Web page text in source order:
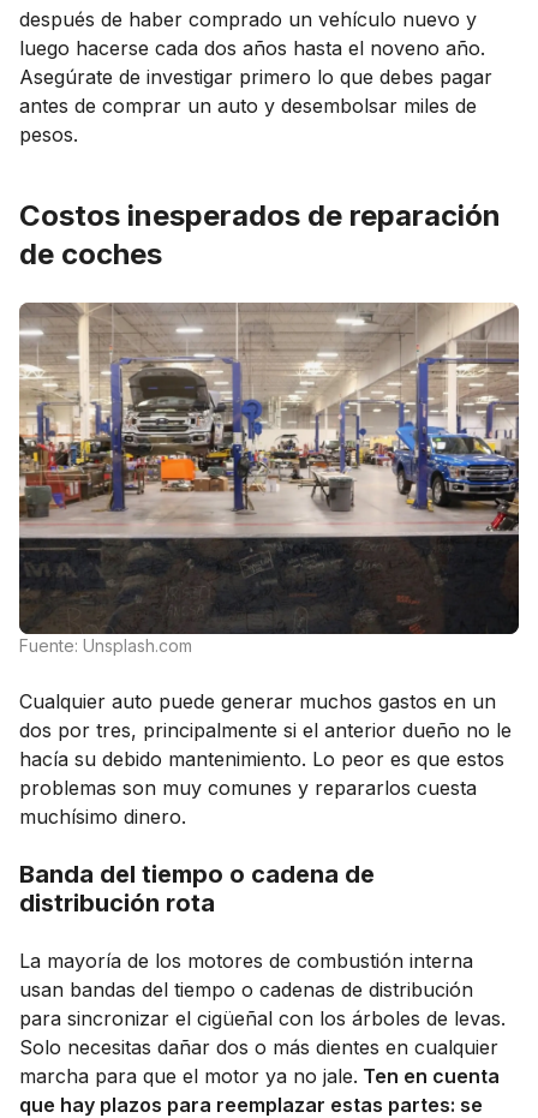
después de haber comprado un vehículo nuevo y
luego hacerse cada dos años hasta el noveno año.
Asegúrate de investigar primero lo que debes pagar
antes de comprar un auto y desembolsar miles de
pesos.
Costos inesperados de reparación
de coches
Fuente: Unsplash.com
Cualquier auto puede generar muchos gastos en un
dos por tres, principalmente si el anterior dueño no le
hacía su debido mantenimiento. Lo peor es que estos
problemas son muy comunes y repararlos cuesta
muchísimo dinero.
Banda del tiempo o cadena de
distribución rota
La mayoría de los motores de combustión interna
usan bandas del tiempo o cadenas de distribución
para sincronizar el cigüeñal con los árboles de levas.
Solo necesitas dañar dos o más dientes en cualquier
marcha para que el motor ya no jale. Ten en cuenta
que hay plazos para reemplazar estas partes: se